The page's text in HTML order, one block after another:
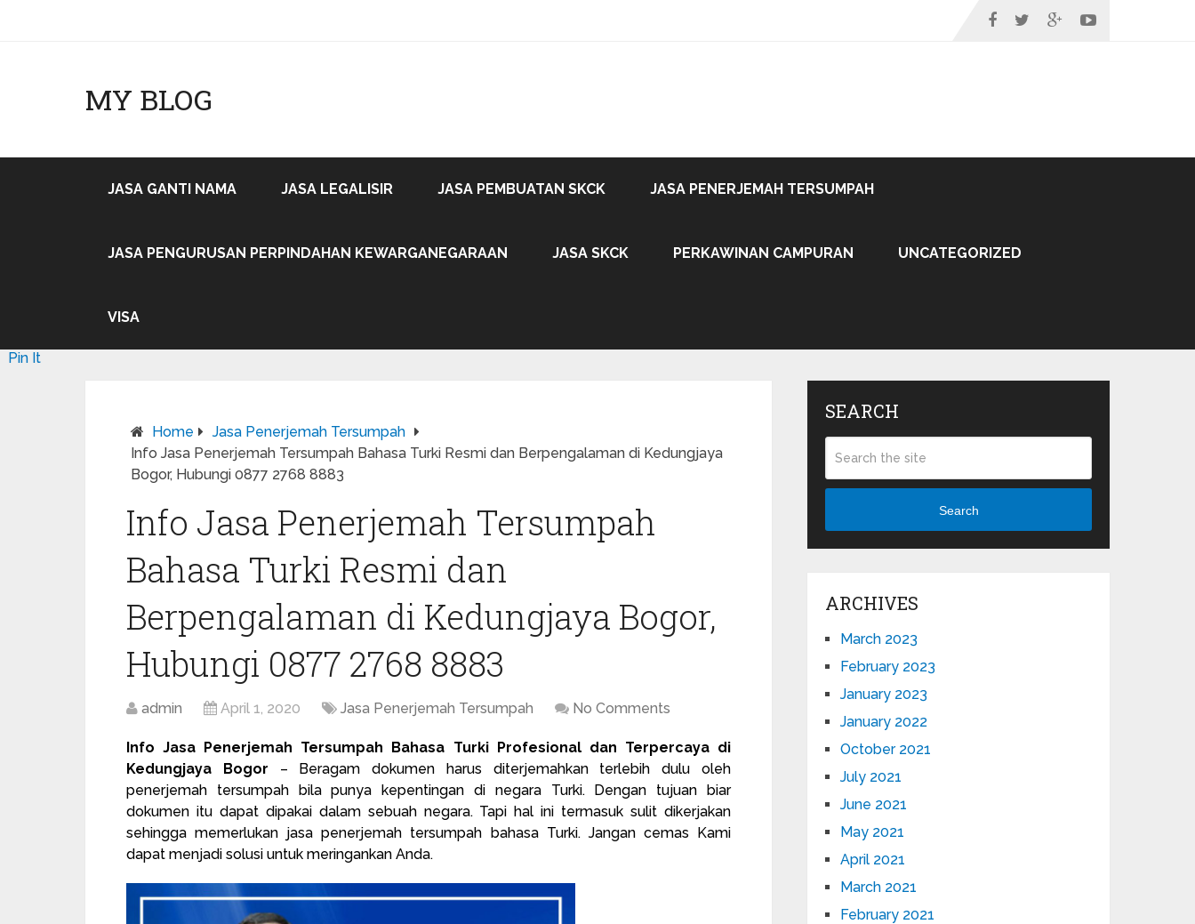
MY BLOG
JASA GANTI NAMA JASA LEGALISIR JASA PEMBUATAN SKCK JASA PENERJEMAH TERSUMPAH
JASA PENGURUSAN PERPINDAHAN KEWARGANEGARAAN JASA SKCK PERKAWINAN CAMPURAN UNCATEGORIZED
VISA
Home
Jasa Penerjemah Tersumpah
Info Jasa Penerjemah Tersumpah Bahasa Turki Resmi dan Berpengalaman di Kedungjaya
Bogor, Hubungi 0877 2768 8883
Info Jasa Penerjemah Tersumpah
Bahasa Turki Resmi dan
Berpengalaman di Kedungjaya Bogor,
Hubungi 0877 2768 8883
admin April 1, 2020 Jasa Penerjemah Tersumpah No Comments
Info Jasa Penerjemah Tersumpah Bahasa Turki Profesional dan Terpercaya di
Kedungjaya Bogor – Beragam dokumen harus diterjemahkan terlebih dulu oleh
penerjemah tersumpahbila punya kepentingan di negara Turki. Dengan tujuan biar
dokumen itu dapat dipakai dalam sebuah negara. Tapi hal ini termasuk sulit dikerjakan
sehingga memerlukan jasa penerjemah tersumpah bahasa Turki. Jangan cemas Kami
dapat menjadi solusi untuk meringankan Anda.
Pin It
SEARCH
Search
ARCHIVES
March 2023
February 2023
January 2023
January 2022
October 2021
July 2021
June 2021
May 2021
April 2021
March 2021
February 2021